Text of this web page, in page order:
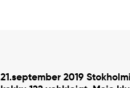
21.september 2019